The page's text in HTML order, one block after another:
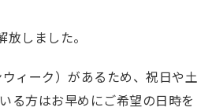
しました。
ィーク）があるため、祝日や土
る方はお早めにご希望の日時を